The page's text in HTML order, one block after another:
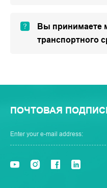
Вы принимаете
транспортного
ПОЧТОВАЯ